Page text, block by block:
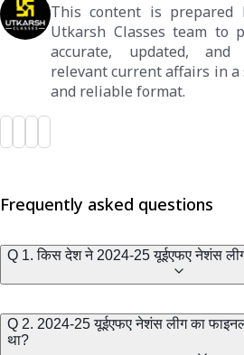
This content is prepared
Utkarsh Classes team to
accurate, updated, and
relevant current affairs in a
and reliable format.
Frequently asked questions
Q 1. किस देश ने 2024-25 यूईएफए नेशंस लीग
Q 2. 2024-25 यूईएफए नेशंस लीग का
था?